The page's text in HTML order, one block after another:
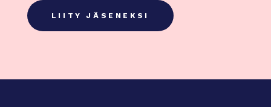
LIITY JÄSENEKSI